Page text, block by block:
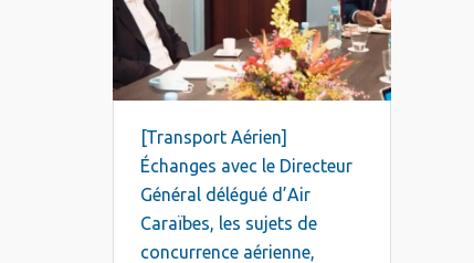
[Transport Aérien]
Échanges avec le Directeur
Général délégué d’Air
Caraïbes, les sujets de
concurrence aérienne,